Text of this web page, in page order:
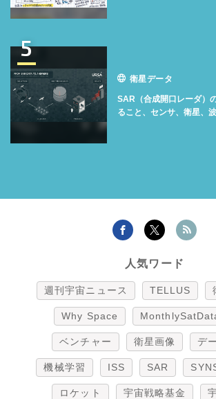
5
衛星データ
SAR（合成開口レーダ）
ること、センサ、衛星、
人気ワード
週刊宇宙ニュース TELLUS
Why Space
ベンチャー 衛星画像 デ
機械学習 ISS SAR
ロケット 宇宙戦略基金